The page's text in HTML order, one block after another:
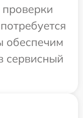
обеспечим
сервисный